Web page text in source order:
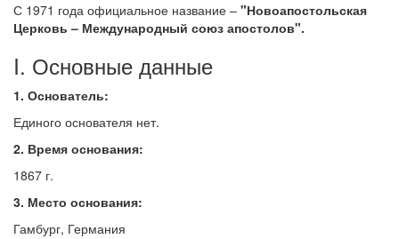
Религиозные учения и секты, справочник
10 августа
Св. Лаврентий, диакон и мученик
см. календарь
Обратная связь
mail@apologia.ru
Отправить сообщение
С 1971 года официальное название – "Новоапостольская
Церковь – Международный союз апостолов".
I. Основные данные
1. Основатель:
Единого основателя нет.
2. Время основания:
1867 г.
3. Место основания:
Гамбург, Германия